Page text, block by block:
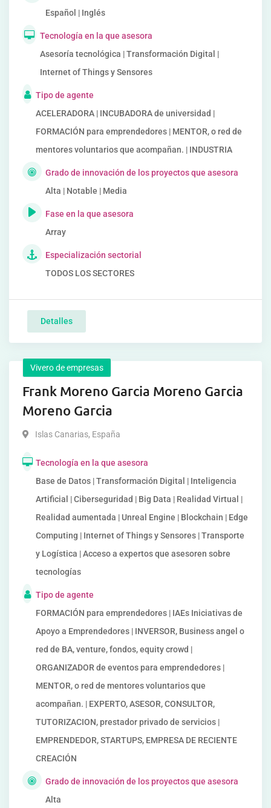
Español | Inglés
Tecnología en la que asesora
Asesoría tecnológica | Transformación Digital |
Internet of Things y Sensores
Tipo de agente
ACELERADORA | INCUBADORA de universidad |
FORMACIÓN para emprendedores | MENTOR, o red de
mentores voluntarios que acompañan. | INDUSTRIA
Grado de innovación de los proyectos que asesora
Alta | Notable | Media
Fase en la que asesora
Array
Especialización sectorial
TODOS LOS SECTORES
Detalles
Vivero de empresas
Frank Moreno Garcia Moreno Garcia
Moreno Garcia
Islas Canarias, España
Tecnología en la que asesora
Base de Datos | Transformación Digital | Inteligencia
Artificial | Ciberseguridad | Big Data | Realidad Virtual |
Realidad aumentada | Unreal Engine | Blockchain | Edge
Computing | Internet of Things y Sensores | Transporte
y Logística | Acceso a expertos que asesoren sobre
tecnologías
Tipo de agente
FORMACIÓN para emprendedores | IAEs Iniciativas de
Apoyo a Emprendedores | INVERSOR, Business angel o
red de BA, venture, fondos, equity crowd |
ORGANIZADOR de eventos para emprendedores |
MENTOR, o red de mentores voluntarios que
acompañan. | EXPERTO, ASESOR, CONSULTOR,
TUTORIZACION, prestador privado de servicios |
EMPRENDEDOR, STARTUPS, EMPRESA DE RECIENTE
CREACIÓN
Grado de innovación de los proyectos que asesora
Alta